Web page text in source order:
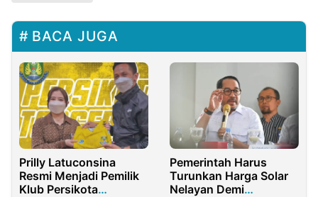
BACA JUGA
Prilly Latuconsina
Resmi Menjadi Pemilik
Klub Persikota
Pemerintah Harus
Turunkan Harga Solar
Nelayan Demi